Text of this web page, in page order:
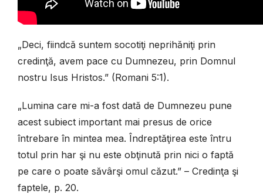
„Deci, fiindcă suntem socotiţi neprihăniţi prin
credinţă, avem pace cu Dumnezeu, prin Domnul
nostru Isus Hristos.” (Romani 5:1).
„Lumina care mi-a fost dată de Dumnezeu pune
acest subiect important mai presus de orice
întrebare în mintea mea. Îndreptăţirea este întru
totul prin har şi nu este obţinută prin nici o faptă
pe care o poate săvârşi omul căzut.” – Credinţa şi
faptele, p. 20.